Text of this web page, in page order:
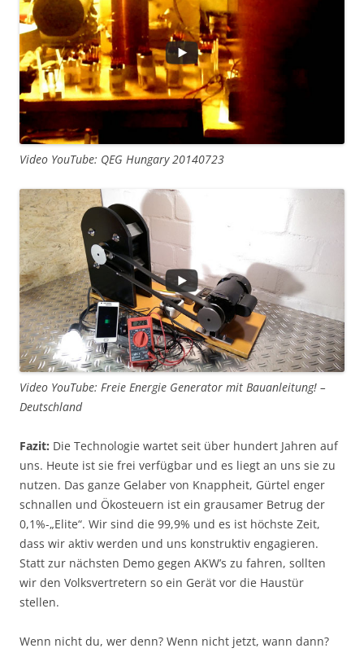
Video YouTube: QEG Hungary 20140723
Video YouTube: Freie Energie Generator mit Bauanleitung! –
Deutschland
Fazit: Die Technologie wartet seit über hundert Jahren auf
uns. Heute ist sie frei verfügbar und es liegt an uns sie zu
nutzen. Das ganze Gelaber von Knappheit, Gürtel enger
schnallen und Ökosteuern ist ein grausamer Betrug der
0,1%-„Elite“. Wir sind die 99,9% und es ist höchste Zeit,
dass wir aktiv werden und uns konstruktiv engagieren.
Statt zur nächsten Demo gegen AKW’s zu fahren, sollten
wir den Volksvertretern so ein Gerät vor die Haustür
stellen.
Wenn nicht du, wer denn? Wenn nicht jetzt, wann dann?